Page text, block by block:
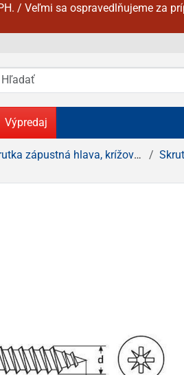
/ Veľmi sa ospravedlňujeme za
Výpredaj
zápustná hlava, krížová drážka